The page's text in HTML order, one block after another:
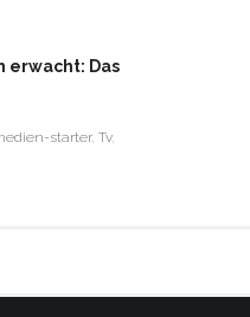
erwacht: Das
starter, Tv,